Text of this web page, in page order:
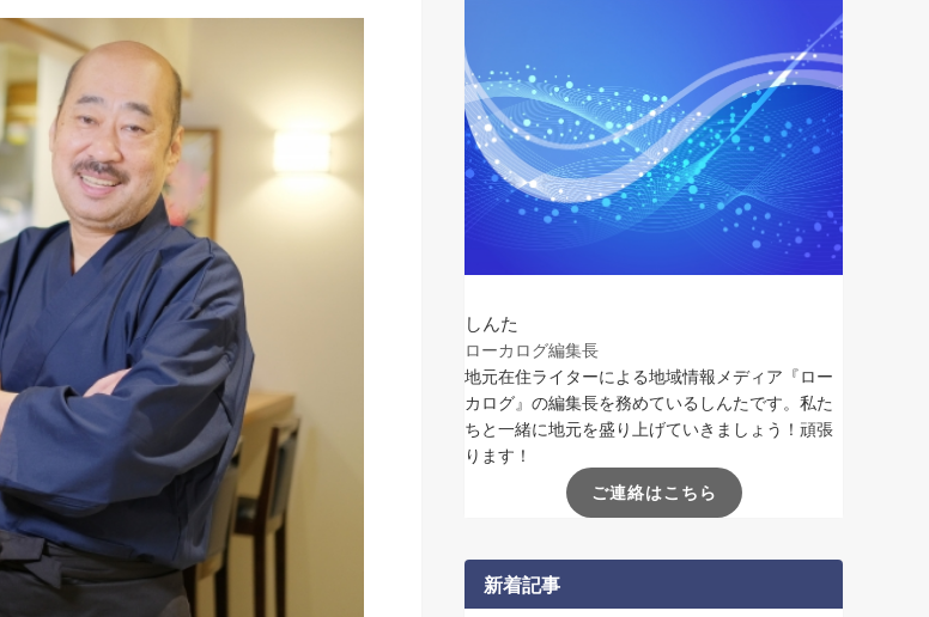
しんた
ローカログ編集長
地元在住ライターによる地域情報メディア『ロー
カログ』の編集長を務めているしんたです。私た
ちと一緒に地元を盛り上げていきましょう！頑張
ります！
ご連絡はこちら
新着記事